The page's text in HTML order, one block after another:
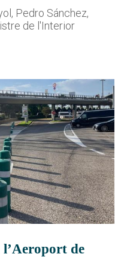
Pedro Sánchez,
de l'Interior
de